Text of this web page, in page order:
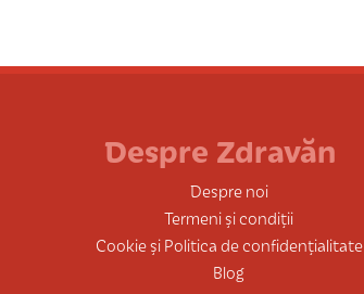
Despre Zdravăn
Despre noi
Termeni și condiții
Cookie și Politica de confidențialitate
Blog